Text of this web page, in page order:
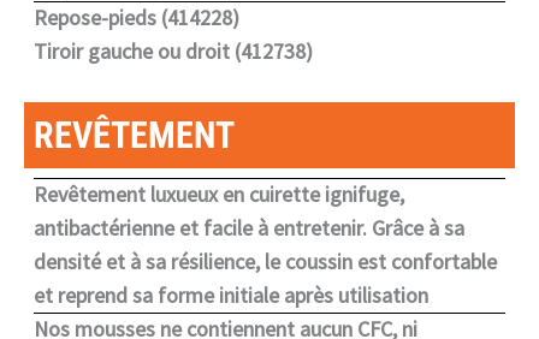
Repose-pieds (414228)
Tiroir gauche ou droit (412738)
REVÊTEMENT
Revêtement luxueux en cuirette ignifuge,
antibactérienne et facile à entretenir. Grâce à sa
densité et à sa résilience, le coussin est confortable
et reprend sa forme initiale après utilisation
Nos mousses ne contiennent aucun CFC, ni